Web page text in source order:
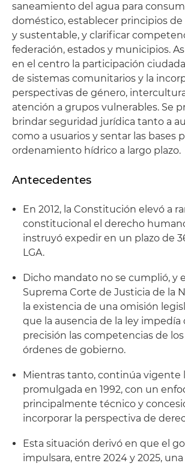
saneamiento del agua para
doméstico, establecer principios
y sustentable, y clarificar
federación, estados y municipios.
en el centro la participación
de sistemas comunitarios y la
perspectivas de género,
atención a grupos vulnerables. Se
brindar seguridad jurídica tanto a
como a usuarios y sentar las bases
ordenamiento hídrico a largo plazo.
Antecedentes
En 2012, la Constitución elevó a
constitucional el derecho
instruyó expedir en un plazo de
LGA.
Dicho mandato no se cumplió, y
Suprema Corte de Justicia de la
la existencia de una omisión
que la ausencia de la ley
precisión las competencias de
órdenes de gobierno.
Mientras tanto, continúa vigente
promulgada en 1992, con un
principalmente técnico y
incorporar la perspectiva de
Esta situación derivó en que el
impulsara, entre 2024 y 2025,